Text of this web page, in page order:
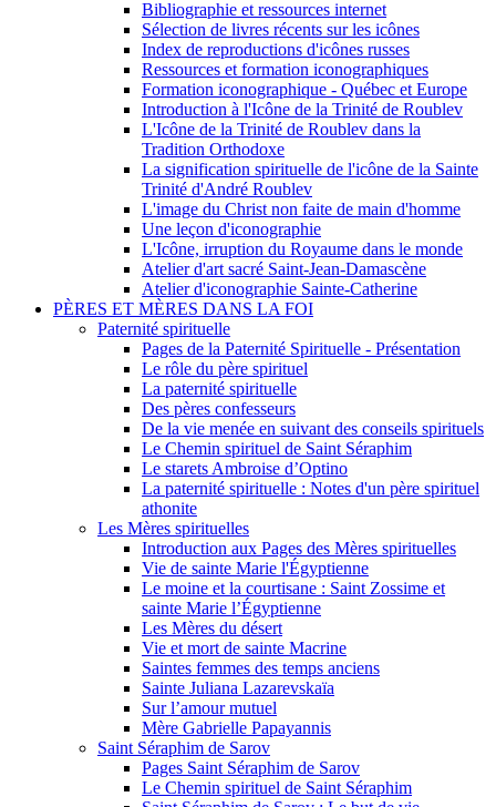
Bibliographie et ressources internet
Sélection de livres récents sur les icônes
Index de reproductions d'icônes russes
Ressources et formation iconographiques
Formation iconographique - Québec et Europe
Introduction à l'Icône de la Trinité de Roublev
L'Icône de la Trinité de Roublev dans la
Tradition Orthodoxe
La signification spirituelle de l'icône de la Sainte
Trinité d'André Roublev
L'image du Christ non faite de main d'homme
Une leçon d'iconographie
L'Icône, irruption du Royaume dans le monde
Atelier d'art sacré Saint-Jean-Damascène
Atelier d'iconographie Sainte-Catherine
PÈRES ET MÈRES DANS LA FOI
Paternité spirituelle
Pages de la Paternité Spirituelle - Présentation
Le rôle du père spirituel
La paternité spirituelle
Des pères confesseurs
De la vie menée en suivant des conseils spirituels
Le Chemin spirituel de Saint Séraphim
Le starets Ambroise d’Optino
La paternité spirituelle : Notes d'un père spirituel
athonite
Les Mères spirituelles
Introduction aux Pages des Mères spirituelles
Vie de sainte Marie l'Égyptienne
Le moine et la courtisane : Saint Zossime et
sainte Marie l’Égyptienne
Les Mères du désert
Vie et mort de sainte Macrine
Saintes femmes des temps anciens
Sainte Juliana Lazarevskaïa
Sur l’amour mutuel
Mère Gabrielle Papayannis
Saint Séraphim de Sarov
Pages Saint Séraphim de Sarov
Le Chemin spirituel de Saint Séraphim